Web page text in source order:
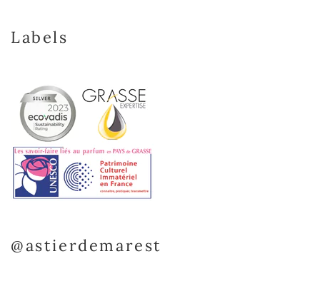
Labels
@astierdemarest